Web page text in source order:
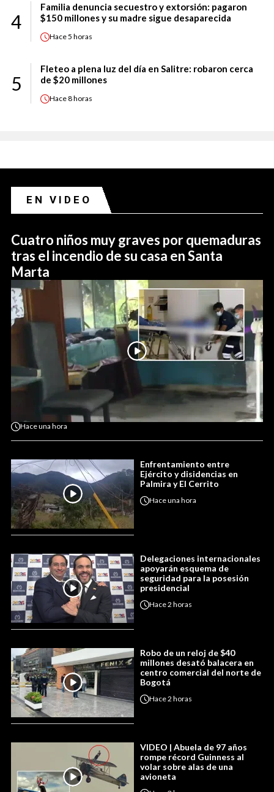
4
Familia denuncia secuestro y extorsión: pagaron
$150 millones y su madre sigue desaparecida
Hace5 horas
5
Fleteo a plena luz del día en Salitre: robaron cerca
de $20 millones
Hace8 horas
EN VIDEO
Cuatro niños muy graves por quemaduras
tras el incendio de su casa en Santa
Marta
Haceuna hora
Enfrentamiento entre
Ejército y disidencias en
Palmira y El Cerrito
Haceuna hora
Delegaciones internacionales
apoyarán esquema de
seguridad para la posesión
presidencial
Hace2 horas
Robo de un reloj de $40
millones desató balacera en
centro comercial del norte de
Bogotá
Hace2 horas
VIDEO | Abuela de 97 años
rompe récord Guinness al
volar sobre alas de una
avioneta